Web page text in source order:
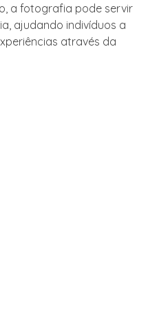
a fotografia pode servir
ajudando indivíduos a
através da